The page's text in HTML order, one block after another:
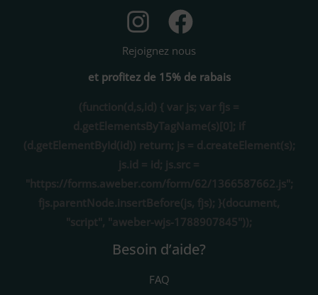
Rejoignez nous
et profitez de 15% de rabais
(function(d,s,id) { var js; var fjs =
d.getElementsByTagName(s)[0]; if
(d.getElementById(id)) return; js = d.createElement(s);
js.id = id; js.src =
"https://forms.aweber.com/form/62/1366587662.js";
fjs.parentNode.insertBefore(js, fjs); }(document,
"script", "aweber-wjs-1788907845"));
Besoin d’aide?
FAQ